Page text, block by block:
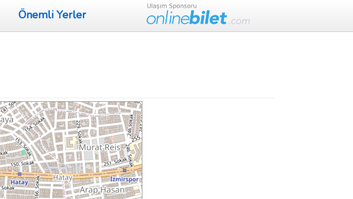
Önemli Yerler